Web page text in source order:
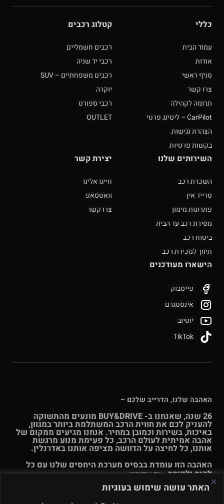
האתר עושה שימוש בעוגיות
כללי
עמוד הבית
אודות
סניף ראשי
צרו קשר
תרומה לקהילה
CarPilot – ליסינג פרטי
הצהרת נגישות
בקשות פרטיות
קטלוג רכבים
רכבים חשמליים
רכבי יד שניה
רכבים משפחתיים – SUV
יוקרה
רכבי ספורט
OUTLET
השירותים שלנו
השכרת רכב
טרייד אין
פתרונות מימון
מסירת רכב עד הבית
ביטוח רכב
תיווך למכירת רכב
יצירת קשר
חייגו אלינו
וואטסאפ
צרו קשר
הישארו מעודכנים
פייסבוק
אינסטגרם
יוטיוב
האהבה שלנו, הדרייב שלכם –
26 שנה, שאנחנו ב- BUY&DRIVE מונעים מהתשוקה
להעניק לכם את חווית הרכב המשתלמת ביותר במגוון,
באיכות, בשירות וכמובן במחיר. אנחנו מגיעים ממקום של
אהבה אמיתית לעולם הרכב, כל פעימת מנוע מרגשת
אותנו, כל לחיצה על הדוושה מציפה אותנו באדרנלין.
האהבה הזו עומדת בבסיס מערכת היחסים שלנו עם כל
לקוח ולקוחה.עוד אודותינו >>